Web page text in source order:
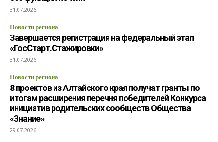
31.07.2026
Новости региона
Завершается регистрация на федеральный этап
«ГосСтарт.Стажировки»
31.07.2026
Новости региона
8 проектов из Алтайского края получат гранты по
итогам расширения перечня победителей Конкурса
инициатив родительских сообществ Общества
«Знание»
29.07.2026